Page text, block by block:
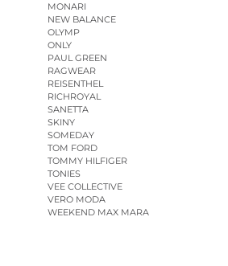
MONARI
NEW BALANCE
OLYMP
ONLY
PAUL GREEN
RAGWEAR
REISENTHEL
RICHROYAL
SANETTA
SKINY
SOMEDAY
TOM FORD
TOMMY HILFIGER
TONIES
VEE COLLECTIVE
VERO MODA
WEEKEND MAX MARA